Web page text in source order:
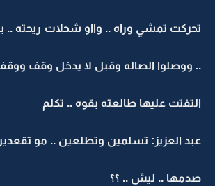
تحركت تمشي وراه .. وااو شحلات ريحته
.. ووصلوا الصاله وقبل لا يدخل وقف
التفتت عليها طالعته بقوه .. تكلم
عبد العزيز: تسلمين وتطلعين .. مو
صدمها .. ليش .. ؟؟